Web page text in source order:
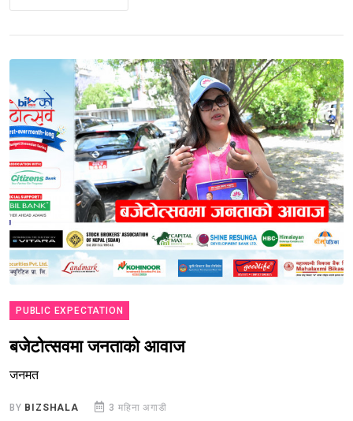
PUBLIC EXPECTATION
बजेटोत्सवमा जनताको आवाज
जनमत
BY BIZSHALA 3 महिना अगाडी